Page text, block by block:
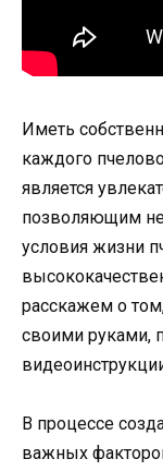
Иметь
каждого
является
позволяющим
условия жизни
расскажем о
своими руками,
В процессе
важных